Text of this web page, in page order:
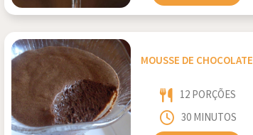
MOUSSE DE CHOCOLATE
12 PORÇÕES
30 MINUTOS